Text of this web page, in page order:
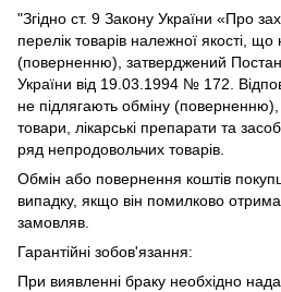
"Згідно ст. 9 Закону України «Про
перелік товарів належної якості,
(поверненню), затверджений
України від 19.03.1994 № 172.
не підлягають обміну
товари, лікарські препарати та
ряд непродовольчих товарів.
Обмін або повернення коштів
випадку, якщо він помилково
замовляв.
Гарантійні зобов'язання:
При виявленні браку необхідно